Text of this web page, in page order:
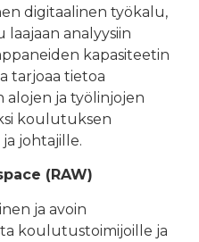
digitaalinen työkalu,
analyysiin
kapasiteetin
tarjoaa tietoa
alojen ja työlinjojen
koulutuksen
johtajille.
(RAW)
ja avoin
koulutustoimijoille ja